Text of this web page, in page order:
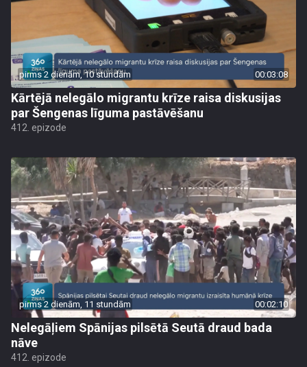
pirms 2 dienām, 10 stundām 00:03:08
Kārtējā nelegālo migrantu krīze raisa diskusijas
par Šengenas līguma pastāvēšanu
412. epizode
pirms 2 dienām, 11 stundām 00:02:10
Nelegāļiem Spānijas pilsētā Seutā draud bada
nāve
412. epizode